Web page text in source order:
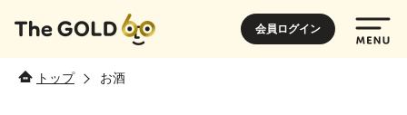
会員ログイン
トップ お酒